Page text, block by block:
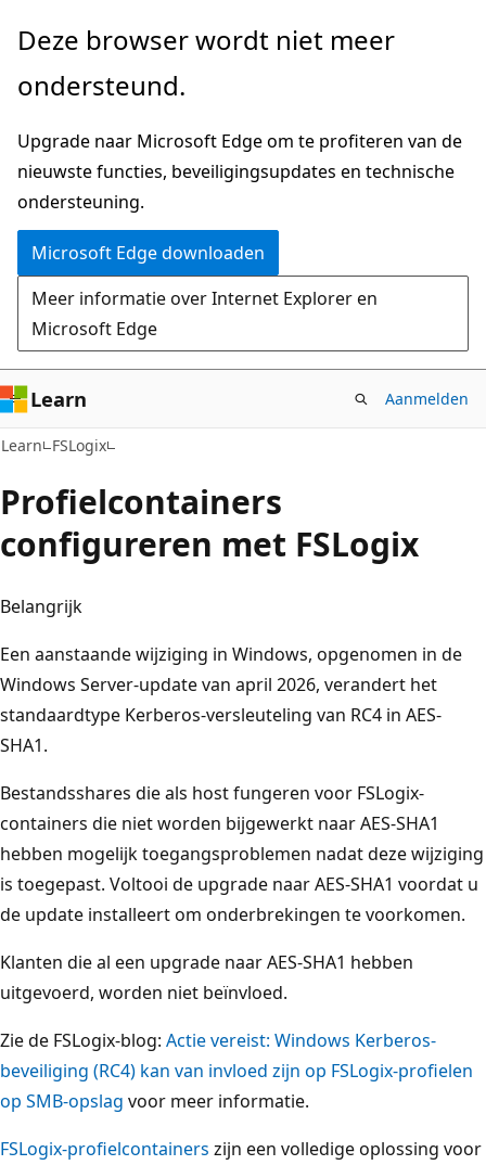
Naar
gaan
Deze browser wordt niet meer
ondersteund.
Upgrade naar Microsoft Edge om te profiteren van de
nieuwste functies, beveiligingsupdates en technische
ondersteuning.
Microsoft Edge downloaden
Meer informatie over Internet Explorer en
Microsoft Edge
Learn Aanmelden
Learn FSLogix
Profielcontainers
configureren met FSLogix
Belangrijk
Een aanstaande wijziging in Windows, opgenomen in de
Windows Server-update van april 2026, verandert het
standaardtype Kerberos-versleuteling van RC4 in AES-
SHA1.
Bestandsshares die als host fungeren voor FSLogix-
containers die niet worden bijgewerkt naar AES-SHA1
hebben mogelijk toegangsproblemen nadat deze wijziging
is toegepast. Voltooi de upgrade naar AES-SHA1 voordat u
de update installeert om onderbrekingen te voorkomen.
Klanten die al een upgrade naar AES-SHA1 hebben
uitgevoerd, worden niet beïnvloed.
Zie de FSLogix-blog: Actie vereist: Windows Kerberos-
beveiliging (RC4) kan van invloed zijn op FSLogix-profielen
op SMB-opslag voor meer informatie.
FSLogix-profielcontainers zijn een volledige oplossing voor